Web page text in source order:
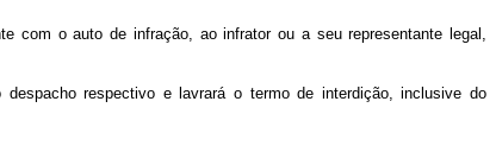
com o auto de infração, ao infrator ou a seu representante legal,
respectivo e lavrará o termo de interdição, inclusive do